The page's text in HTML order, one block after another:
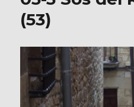
(53)